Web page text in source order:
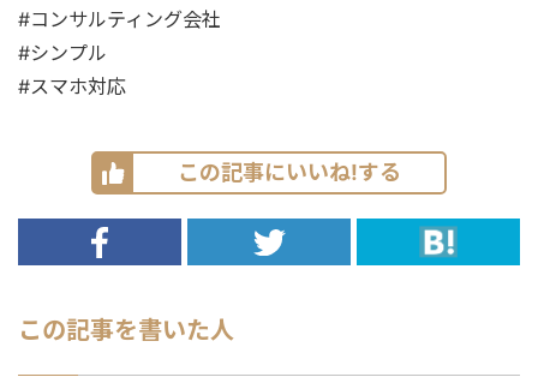
#コンサルティング会社
#シンプル
#スマホ対応
この記事にいいね!する
この記事を書いた人